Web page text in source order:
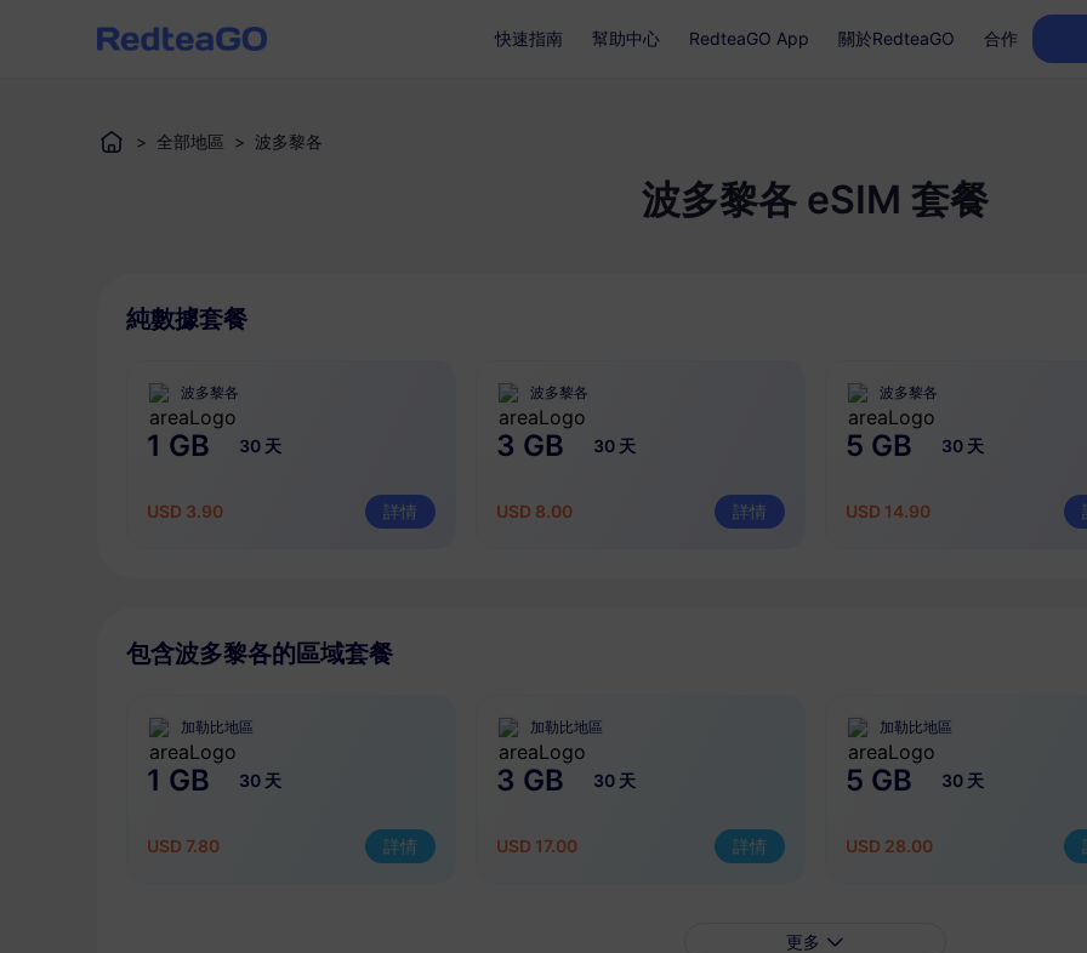
快速指南 幫助中心 RedteaGO App 關於RedteaGO 合作
> 全部地區 > 波多黎各
波多黎各 eSIM 套餐
純數據套餐
波多黎各
1 GB 30 天
USD 3.90 詳情
波多黎各
3 GB 30 天
USD 8.00 詳情
波多黎各
5 GB 30 天
USD 14.90
包含波多黎各的區域套餐
加勒比地區
1 GB 30 天
USD 7.80 詳情
加勒比地區
3 GB 30 天
USD 17.00 詳情
加勒比地區
5 GB 30 天
USD 28.00
更多